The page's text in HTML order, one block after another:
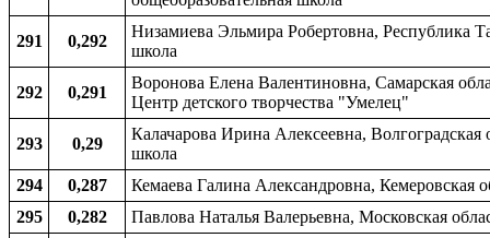
291 0,292
Низамиева Эльмира Робертовна, Республика
школа
292 0,291
Воронова Елена Валентиновна, Самарская
Центр детского творчества "Умелец"
293 0,29
Калачарова Ирина Алексеевна,
школа
294
0,287
Кемаева Галина Александровна, Кемеровская
295
0,282
Павлова Наталья Валерьевна, Московская